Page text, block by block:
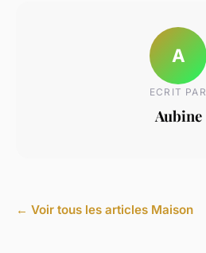
A
ECRIT PAR
Aubine
← Voir tous les articles Maison